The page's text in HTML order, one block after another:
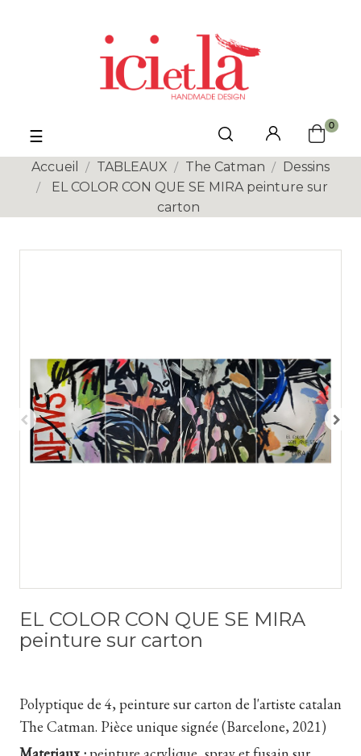
Basculer
la
navigation
☰
0
Accueil TABLEAUX The Catman
Dessins
EL COLOR CON QUE SE MIRA peinture sur
carton
EL COLOR CON QUE SE MIRA
peinture sur carton
Polyptique de 4, peinture sur carton de l'artiste catalan
The Catman. Pièce unique signée (Barcelone, 2021)